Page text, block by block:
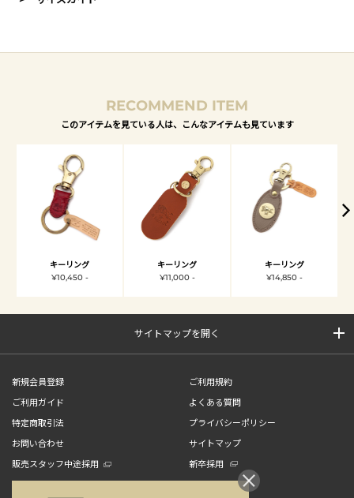
RECOMMEND ITEM
このアイテムを見ている人は、こんなアイテムも見ています
キーリング
¥10,450 -
キーリング
¥11,000 -
キーリング
¥14,850 -
サイトマップを開く
新規会員登録
ご利用規約
ご利用ガイド
よくある質問
特定商取引法
プライバシーポリシー
お問い合わせ
サイトマップ
販売スタッフ中途採用
新卒採用